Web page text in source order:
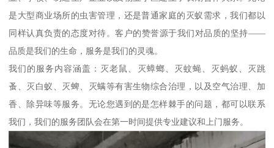
是大型商业场所的虫害管理，还是普通家庭的灭蚁需求，我们都以
同样认真负责的态度对待。客户的赞誉源于我们对品质的坚持——
品质是我们的生命，服务是我们的灵魂。
我们的服务内容涵盖：灭老鼠、灭蟑螂、灭蚊蝇、灭蚂蚁、灭跳
蚤、灭白蚁、灭蜱、灭螨等有害生物综合治理，以及空气治理、加
香、除异味等服务。无论您遇到的是怎样棘手的问题，都可以联系
我们，我们的服务团队会在第一时间提供专业建议和上门服务。